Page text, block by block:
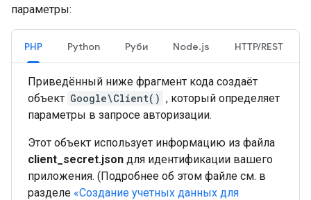
параметры:
PHP Python Руби Node.js HTTP/REST
Приведённый ниже фрагмент кода создаёт
объект Google\Client() , который определяет
параметры в запросе авторизации.
Этот объект использует информацию из файла
client_secret.json для идентификации вашего
приложения. (Подробнее об этом файле см. в
разделе «Создание учетных данных для